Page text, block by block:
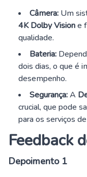
Câmera: Um
4K Dolby Visione
qualidade.
Bateria:
dois dias, o que é
desempenho.
Segurança:A
crucial, que pode
para os serviços
Feedback
Depoimento 1